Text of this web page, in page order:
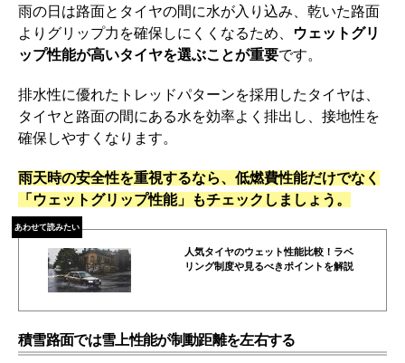
雨の日は路面とタイヤの間に水が入り込み、乾いた路面
よりグリップ力を確保しにくくなるため、
ウェットグリ
ップ性能が高いタイヤを選ぶことが重要です。
排水性に優れたトレッドパターンを採用したタイヤは、
タイヤと路面の間にある水を効率よく排出し、接地性を
確保しやすくなります。
雨天時の安全性を重視するなら、低燃費性能だけでなく
「ウェットグリップ性能」もチェックしましょう。
あわせて読みたい
人気タイヤのウェット性能比較！ラベ
リング制度や見るべきポイントを解説
積雪路面では雪上性能が制動距離を左右する